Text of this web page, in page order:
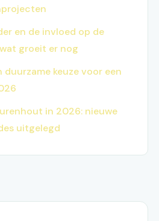
en de invloed op de
groeit er nog
keuze voor een
in 2026: nieuwe
uitgelegd